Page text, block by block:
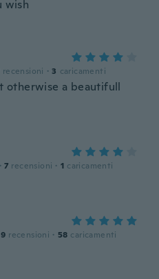
wish
recensioni · 3 caricamenti
otherwise a beautifull
· 7 recensioni · 1 caricamenti
recensioni · 58 caricamenti